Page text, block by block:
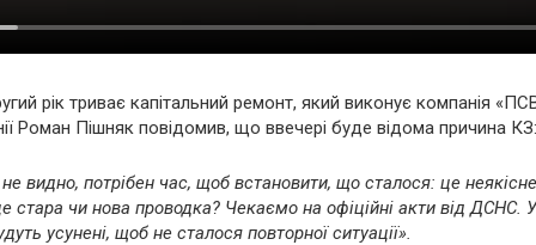
рік триває капітальний ремонт, який виконує компанія
Роман Пішняк повідомив, що ввечері буде відома причина КЗ:
видно, потрібен час, щоб встановити, що сталося: це
стара чи нова проводка? Чекаємо на офіційні акти від ДСНС.
усунені, щоб не сталося повторної ситуації».